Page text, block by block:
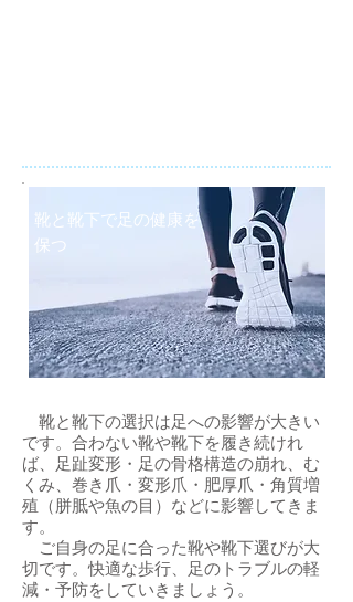
靴と靴下で足の健康を
保つ
靴と靴下の選択は足への影響が大きい
です。合わない靴や靴下を履き続けれ
ば、足趾変形・足の骨格構造の崩れ、む
くみ、巻き爪・変形爪・肥厚爪・角質増
殖（胼胝や魚の目）などに影響してきま
す。
ご自身の足に合った靴や靴下選びが大
切です。快適な歩行、足のトラブルの軽
減・予防をしていきましょう。